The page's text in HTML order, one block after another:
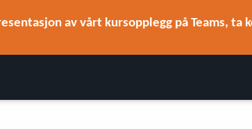
av vårt kursopplegg på Teams, ta